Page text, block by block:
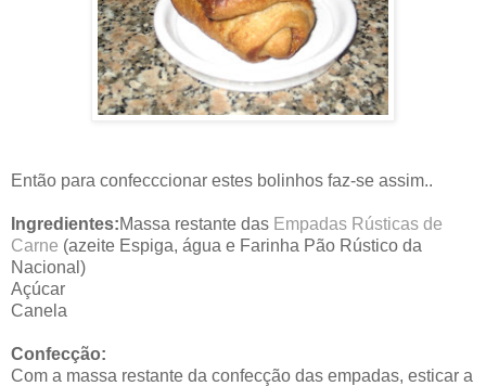
Então para confecccionar estes bolinhos faz-se assim..
Ingredientes:Massa restante das Empadas Rústicas de
Carne (azeite Espiga, água e Farinha Pão Rústico da
Nacional)
Açúcar
Canela
Confecção:
Com a massa restante da confecção das empadas, esticar a